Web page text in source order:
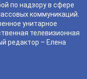
по надзору в сфере
коммуникаций.
унитарное
телевизионная
редактор – Елена